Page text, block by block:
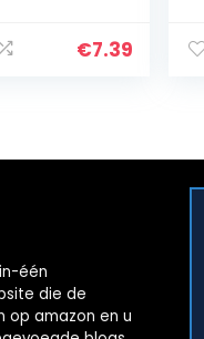
€7.39
één
die de
op amazon en u